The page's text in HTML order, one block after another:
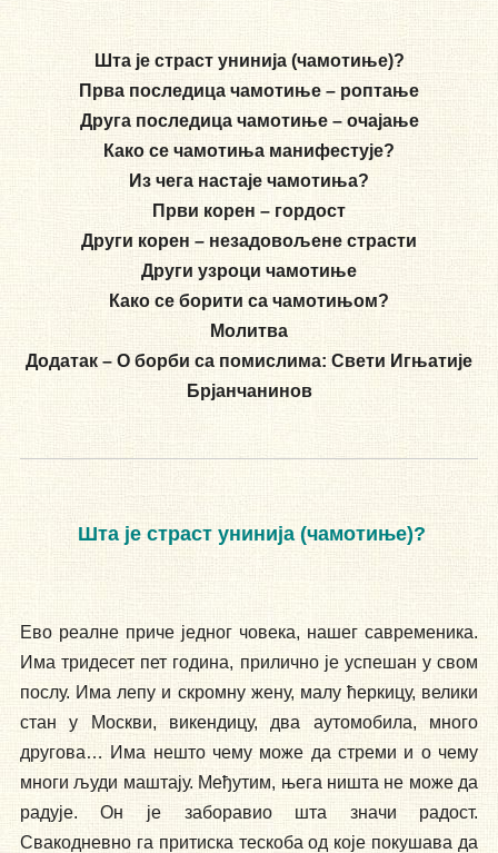
Шта је страст унинија (чамотиње)?
Прва последица чамотиње – роптање
Друга последица чамотиње – очајање
Како се чамотиња манифестује?
Из чега настаје чамотиња?
Први корен – гордост
Други корен – незадовољене страсти
Други узроци чамотиње
Како се борити са чамотињом?
Молитва
Додатак – О борби са помислима: Свети Игњатије
Брјанчанинов
Шта је страст унинија (чамотиње)?
Ево реалне приче једног човека, нашег савременика.
Има тридесет пет година, прилично је успешан у свом
послу. Има лепу и скромну жену, малу ћеркицу, велики
стан у Москви, викендицу, два аутомобила, много
другова… Има нешто чему може да стреми и о чему
многи људи маштају. Међутим, њега ништа не може да
радује. Он је заборавио шта значи радост.
Свакодневно га притиска тескоба од које покушава да